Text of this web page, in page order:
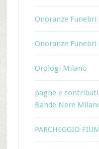
Onoranze
Onoranze Funebri
Orologi Milano
paghe e
Bande Nere
PARCHEGGIO